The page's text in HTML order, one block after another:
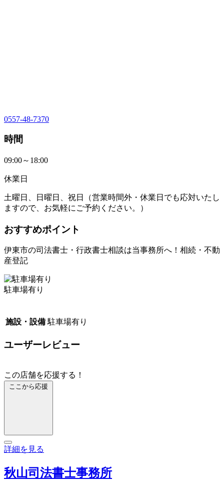
0557-48-7370
時間
09:00～18:00
休業日
土曜日、日曜日、祝日（営業時間外・休業日でも応対いたし
ますので、お気軽にご予約ください。）
おすすめポイント
伊東市の司法書士・行政書士相談は当事務所へ！相続・不動
産登記
駐車場有り
施設・設備 駐車場有り
ユーザーレビュー
この店舗を応援する！
ここから応援
詳細を見る
秋山司法書士事務所